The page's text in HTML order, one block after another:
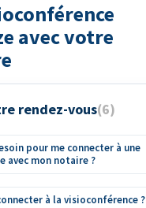
avec votre
rendez-vous 6
pour me connecter à une
avec mon notaire ?
à la visioconférence ?